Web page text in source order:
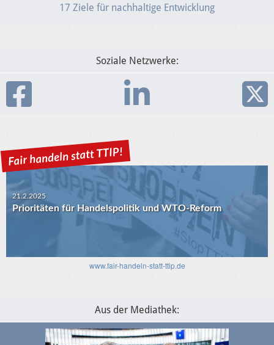
17 Ziele für nachhaltige Entwicklung
Soziale Netzwerke:
21.2.2025
Prioritäten für Handelspolitik und WTO-Reform
www.fair-handeln-statt-ttip.de
Aus der Mediathek: